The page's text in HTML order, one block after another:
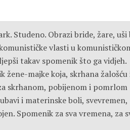
Studeno. Obrazi bride, žare, uši
vlasti u
takav spomenik što ga vidjeh.
majke koja, skrhana žalošću
skrhanom, pobijenom i pomrlom
i materinske boli, svevremen,
Spomenik za sva vremena, za